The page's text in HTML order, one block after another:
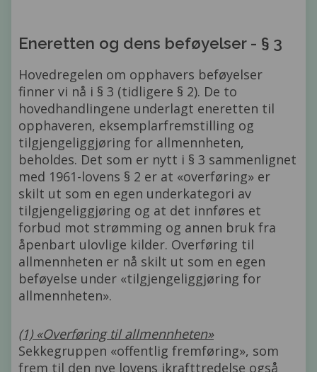
Eneretten og dens beføyelser - § 3
Hovedregelen om opphavers beføyelser
finner vi nå i § 3 (tidligere § 2). De to
hovedhandlingene underlagt eneretten til
opphaveren, eksemplarfremstilling og
tilgjengeliggjøring for allmennheten,
beholdes. Det som er nytt i § 3 sammenlignet
med 1961-lovens § 2 er at «overføring» er
skilt ut som en egen underkategori av
tilgjengeliggjøring og at det innføres et
forbud mot strømming og annen bruk fra
åpenbart ulovlige kilder. Overføring til
allmennheten er nå skilt ut som en egen
beføyelse under «tilgjengeliggjøring for
allmennheten».
(1) «Overføring til allmennheten»
Sekkegruppen «offentlig fremføring», som
frem til den nye lovens ikrafttredelse også